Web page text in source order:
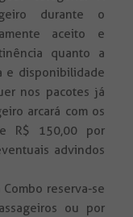
durante o
aceito e
quanto a
e disponibilidade
nos pacotes já
arcará com os
R$ 150,00 por
advindos
Combo reserva-se
ou por